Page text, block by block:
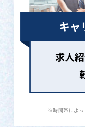
※時間帯によっ